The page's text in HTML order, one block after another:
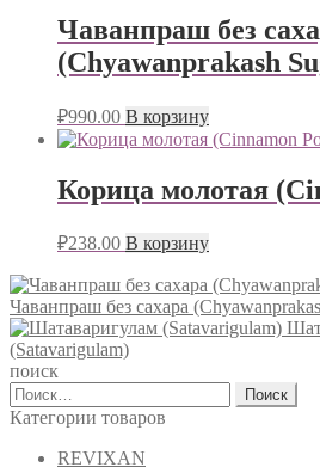
Чаванпраш без
(Chyawanprakash
₽990.00 В корзину
Корица молотая
₽238.00 В корзину
Чаванпраш без сахара
(Satavarigulam)
поиск
Найти:
Категории товаров
REVIXAN